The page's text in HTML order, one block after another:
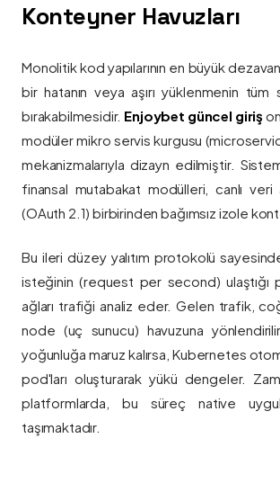
Konteyner Havuzları
Monolitik kod yapılarının en büyük
bir hatanın veya aşırı yüklenmenin
bırakabilmesidir. Enjoybet güncel giriş
modüler mikro servis kurgusu
mekanizmalarıyla dizayn edilmiştir.
finansal mutabakat modülleri, canlı
(OAuth 2.1) birbirinden bağımsız izole
Bu ileri düzey yalıtım protokolü
isteğinin (request per second) ulaştığı
ağları trafiği analiz eder. Gelen trafik,
node (uç sunucu) havuzuna
yoğunluğa maruz kalırsa, Kubernetes
pod'ları oluşturarak yükü dengeler.
platformlarda, bu süreç native
taşımaktadır.